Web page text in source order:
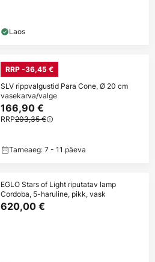
Laos
RRP -36,45 €
SLV rippvalgustid Para Cone, Ø 20 cm
vasekarva/valge
166,90 €
RRP203,35 €
Tarneaeg: 7 - 11 päeva
EGLO Stars of Light riputatav lamp
Cordoba, 5-haruline, pikk, vask
620,00 €